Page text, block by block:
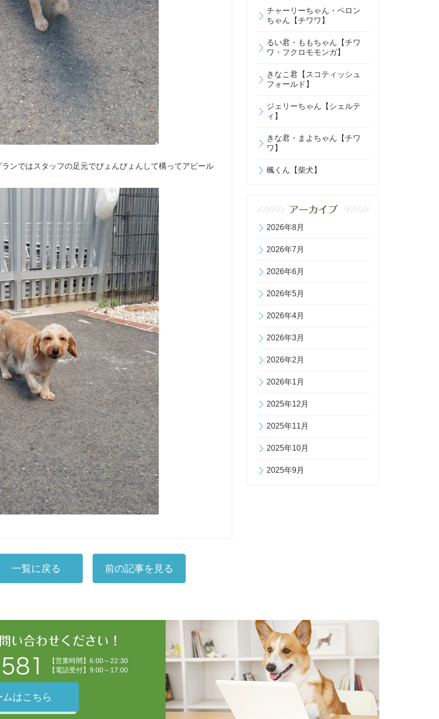
ンではスタッフの足元でぴょんぴょんして構ってアピール
一覧に戻る 前の記事を見る
チャーリーちゃん・ペロン
ちゃん【チワワ】
るい君・ももちゃん【チワ
ワ・フクロモモンガ】
きなこ君【スコティッシュ
フォールド】
ジェリーちゃん【シェルテ
ィ】
きな君・まよちゃん【チワ
ワ】
楓くん【柴犬】
2026年8月
2026年7月
2026年6月
2026年5月
2026年4月
2026年3月
2026年2月
2026年1月
2025年12月
2025年11月
2025年10月
2025年9月
【営業時間】6:00～22:30
【電話受付】9:00～17:00
はこちら